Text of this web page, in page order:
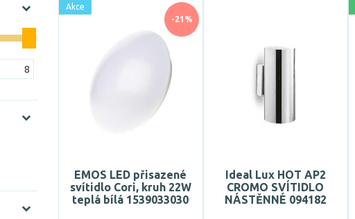
-21%
Akce
EMOS LED přisazené
svítidlo Cori, kruh 22W
teplá bílá 1539033030
Ideal Lux HOT AP2
CROMO SVÍTIDLO
NÁSTĚNNÉ 094182